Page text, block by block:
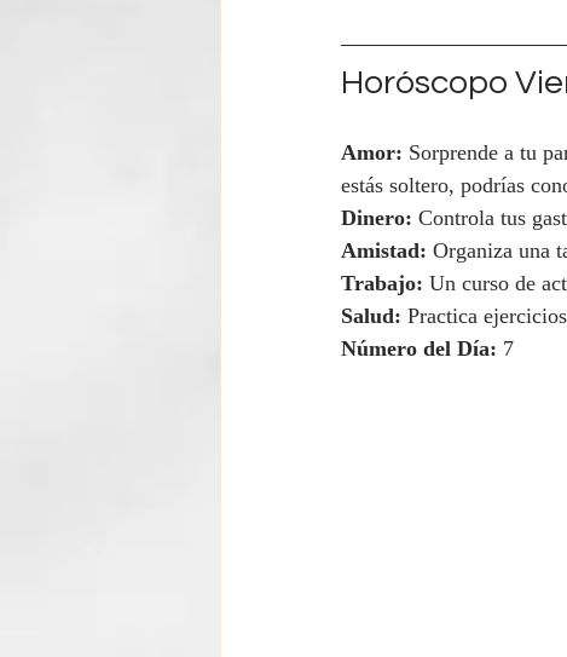
Horóscopo
Amor: Sorprende a tu
estás soltero, podrías
Dinero: Controla tus
Amistad: Organiza una
Trabajo: Un curso de
Salud: Practica
Número del Día: 7